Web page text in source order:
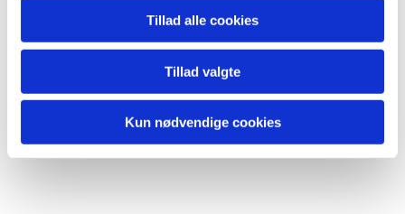
Tillad alle cookies
Tillad valgte
Kun nødvendige cookies